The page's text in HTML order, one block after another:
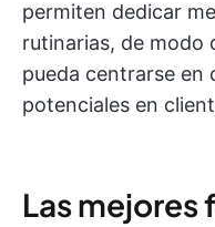
permiten dedicar
rutinarias, de modo
pueda centrarse en
potenciales en
Las mejores